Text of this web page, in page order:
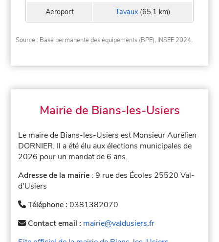
Aeroport Tavaux(65,1 km)
Source : Base permanente des équipements (BPE), INSEE 2024.
Mairie de Bians-les-Usiers
Le maire de Bians-les-Usiers est Monsieur Aurélien
DORNIER. Il a été élu aux élections municipales de
2026 pour un mandat de 6 ans.
Adresse de la mairie : 9 rue des Écoles 25520 Val-
d'Usiers
Téléphone :0381382070
Contact email : mairie@valdusiers.fr